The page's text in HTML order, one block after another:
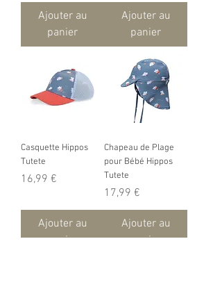
Ajouter au
panier
Ajouter au
panier
Casquette Hippos
Tutete
Prix
16,99 €
Ajouter au
panier
Chapeau de Plage
pour Bébé Hippos
Tutete
Prix
17,99 €
Ajouter au
panier